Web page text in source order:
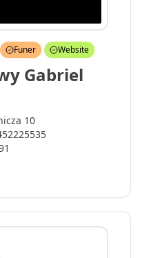
Funer Website
Gabriel
10